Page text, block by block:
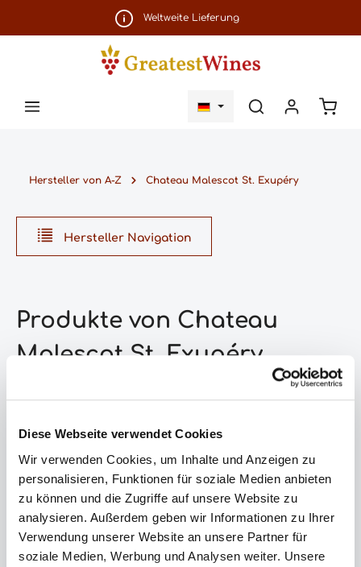
Diese Webseite verwendet Cookies
Wir verwenden Cookies, um Inhalte und Anzeigen zu
personalisieren, Funktionen für soziale Medien anbieten
zu können und die Zugriffe auf unsere Website zu
analysieren. Außerdem geben wir Informationen zu Ihrer
Verwendung unserer Website an unsere Partner für
soziale Medien, Werbung und Analysen weiter. Unsere
Zum Hauptinhalt springenWeltweite Lieferung
Hersteller von A-Z Chateau Malescot St. Exupéry
Hersteller Navigation
Produkte von Chateau
Malescot St. Exupéry